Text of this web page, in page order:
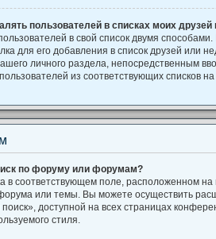
пользователей в списках моих друзей
в свой список двумя
для его добавления в список друзей или
личного раздела, непосредственным
из соответствующих списков
по форуму или форумам?
в соответствующем поле, расположенном
или темы. Вы можете осуществить
доступной на всех страницах
стиля.